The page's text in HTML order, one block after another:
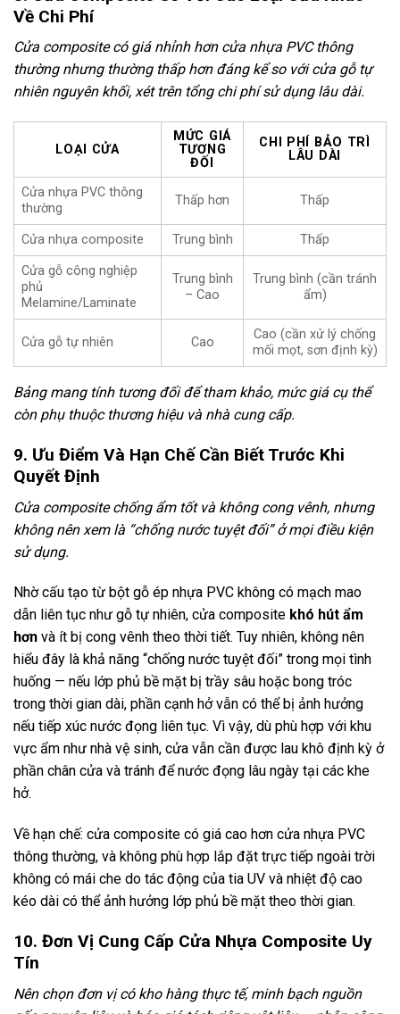
Về Chi Phí
Cửa composite có giá nhỉnh hơn cửa nhựa PVC thông
thường nhưng thường thấp hơn đáng kể so với cửa gỗ tự
nhiên nguyên khối, xét trên tổng chi phí sử dụng lâu dài.
LOẠI CỬA
MỨC GIÁ
TƯƠNG
ĐỐI
CHI PHÍ BẢO TRÌ
LÂU DÀI
Cửa nhựa PVC thông
thường
Thấp hơn Thấp
Cửa nhựa composite Trung bình Thấp
Cửa gỗ công nghiệp
phủ
Melamine/Laminate
Trung bình
– Cao
Trung bình (cần tránh
ẩm)
Cửa gỗ tự nhiên Cao
Cao (cần xử lý chống
mối mọt, sơn định kỳ)
Bảng mang tính tương đối để tham khảo, mức giá cụ thể
còn phụ thuộc thương hiệu và nhà cung cấp.
9. Ưu Điểm Và Hạn Chế Cần Biết Trước Khi
Quyết Định
Cửa composite chống ẩm tốt và không cong vênh, nhưng
không nên xem là “chống nước tuyệt đối” ở mọi điều kiện
sử dụng.
Nhờ cấu tạo từ bột gỗ ép nhựa PVC không có mạch mao
dẫn liên tục như gỗ tự nhiên, cửa composite khó hút ẩm
hơn và ít bị cong vênh theo thời tiết. Tuy nhiên, không nên
hiểu đây là khả năng “chống nước tuyệt đối” trong mọi tình
huống — nếu lớp phủ bề mặt bị trầy sâu hoặc bong tróc
trong thời gian dài, phần cạnh hở vẫn có thể bị ảnh hưởng
nếu tiếp xúc nước đọng liên tục. Vì vậy, dù phù hợp với khu
vực ẩm như nhà vệ sinh, cửa vẫn cần được lau khô định kỳ ở
phần chân cửa và tránh để nước đọng lâu ngày tại các khe
hở.
Về hạn chế: cửa composite có giá cao hơn cửa nhựa PVC
thông thường, và không phù hợp lắp đặt trực tiếp ngoài trời
không có mái che do tác động của tia UV và nhiệt độ cao
kéo dài có thể ảnh hưởng lớp phủ bề mặt theo thời gian.
10. Đơn Vị Cung Cấp Cửa Nhựa Composite Uy
Tín
Nên chọn đơn vị có kho hàng thực tế, minh bạch nguồn